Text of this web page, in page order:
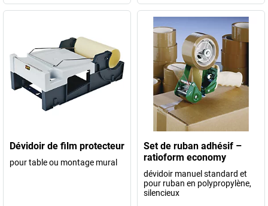
Dévidoir de film protecteur
pour table ou montage mural
Set de ruban adhésif –
ratioform economy
dévidoir manuel standard et
pour ruban en polypropylène,
silencieux